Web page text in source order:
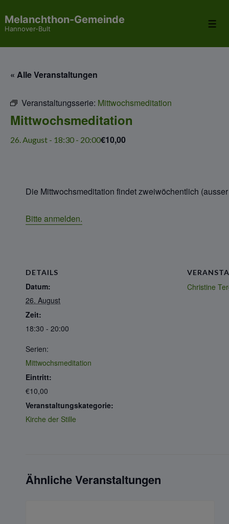
Zum
Melanchthon-Gemeinde
Hannover-Bult
« Alle Veranstaltungen
Veranstaltungsserie: Mittwochsmeditation
Mittwochsmeditation
26. August - 18:30 - 20:00€10,00
Die Mittwochsmeditation findet zweiwöchentlich
Bitte anmelden.
DETAILS
Datum:
26. August
Zeit:
18:30 - 20:00
Serien:
Mittwochsmeditation
Eintritt:
€10,00
Veranstaltungskategorie:
Kirche der Stille
Christine
Ähnliche Veranstaltungen